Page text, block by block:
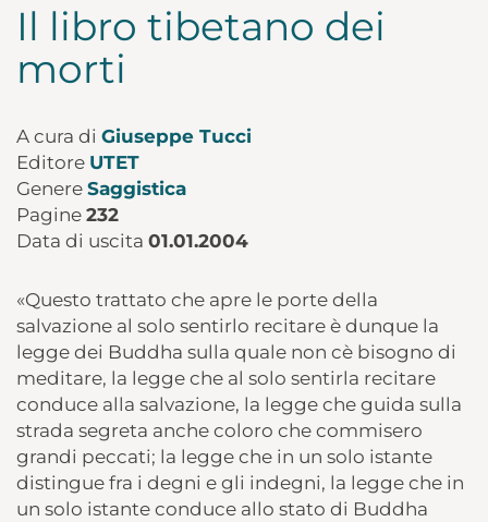
Il libro tibetano dei
morti
A cura di Giuseppe Tucci
Editore UTET
Genere Saggistica
Pagine 232
Data di uscita 01.01.2004
«Questo trattato che apre le porte della
salvazione al solo sentirlo recitare è dunque la
legge dei Buddha sulla quale non cè bisogno di
meditare, la legge che al solo sentirla recitare
conduce alla salvazione, la legge che guida sulla
strada segreta anche coloro che commisero
grandi peccati; la legge che in un solo istante
distingue fra i degni e gli indegni, la legge che in
un solo istante conduce allo stato di Buddha